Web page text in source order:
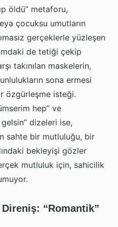
öldü” metaforu,
çocuksu umutların
gerçeklerle yüzleşen
de tetiği çekip
takınılan maskelerin,
sona ermesi
özgürleşme isteği.
hep” ve
dizeleri ise,
sahte bir mutluluğu, bir
bekleyişi gözler
mutluluk için, sahicilik
Direniş: “Romantik”